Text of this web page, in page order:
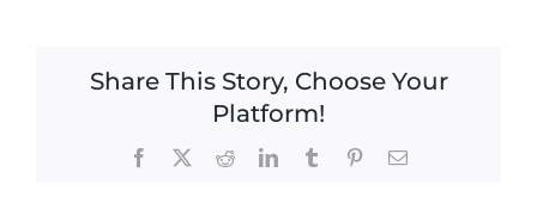
Share This Story, Choose Your
Platform!
Facebook RedditLinkedInTumblr PinterestEmail